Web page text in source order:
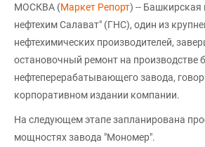
МОСКВА (Маркет Репорт) -- Башкирская
нефтехим Салават" (ГНС), один из
нефтехимических производителей,
остановочный ремонт на производстве
нефтеперерабатывающего завода,
корпоративном издании компании.
На следующем этапе запланирована
мощностях завода "Мономер".